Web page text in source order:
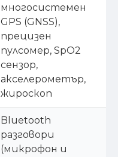
многосистемен
GPS (GNSS),
прецизен
пулсомер, SpO2
сензор,
акселерометър,
жироскоп
Bluetooth
разговори
(микрофон и